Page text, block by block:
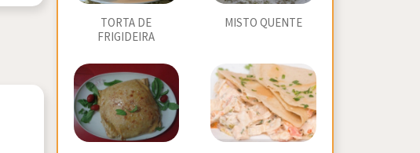
TORTA DE
FRIGIDEIRA
MISTO QUENTE